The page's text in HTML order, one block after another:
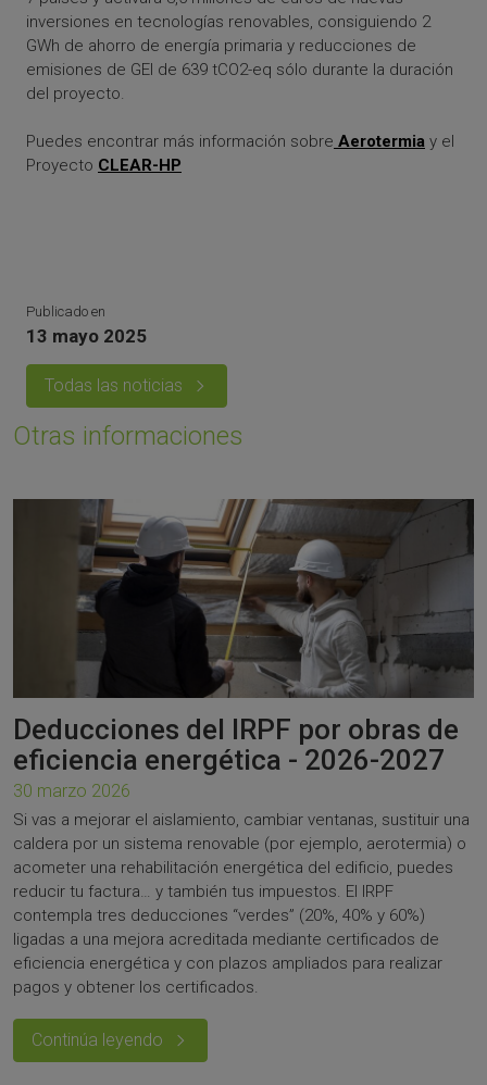
inversiones en tecnologías renovables, consiguiendo 2
GWh de ahorro de energía primaria y reducciones de
emisiones de GEI de 639 tCO2-eq sólo durante la duración
del proyecto.
Puedes encontrar más información sobre Aerotermia y el
Proyecto CLEAR-HP
Publicado en
13 mayo 2025
Todas las noticias
Otras informaciones
Deducciones del IRPF por obras de
eficiencia energética - 2026-2027
30 marzo 2026
Si vas a mejorar el aislamiento, cambiar ventanas, sustituir una
caldera por un sistema renovable (por ejemplo, aerotermia) o
acometer una rehabilitación energética del edificio, puedes
reducir tu factura… y también tus impuestos. El IRPF
contempla tres deducciones “verdes” (20%, 40% y 60%)
ligadas a una mejora acreditada mediante certificados de
eficiencia energética y con plazos ampliados para realizar
pagos y obtener los certificados.
Continúa leyendo